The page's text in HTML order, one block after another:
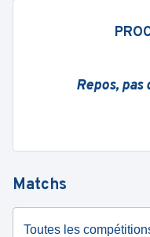
Repos,
Matchs
Toutes les